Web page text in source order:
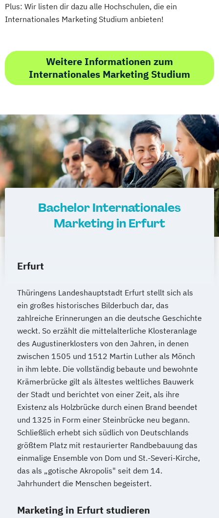
Plus: Wir listen dir dazu alle Hochschulen, die ein
Internationales Marketing Studium anbieten!
Weitere Informationen zum
Internationales Marketing Studium
Bachelor Internationales
Marketing in Erfurt
Erfurt
Thüringens Landeshauptstadt Erfurt stellt sich als
ein großes historisches Bilderbuch dar, das
zahlreiche Erinnerungen an die deutsche Geschichte
weckt. So erzählt die mittelalterliche Klosteranlage
des Augustinerklosters von den Jahren, in denen
zwischen 1505 und 1512 Martin Luther als Mönch
in ihm lebte. Die vollständig bebaute und bewohnte
Krämerbrücke gilt als ältestes weltliches Bauwerk
der Stadt und berichtet von einer Zeit, als ihre
Existenz als Holzbrücke durch einen Brand beendet
und 1325 in Form einer Steinbrücke neu begann.
Schließlich erhebt sich südlich von Deutschlands
größtem Platz mit restaurierter Randbebauung das
einmalige Ensemble von Dom und St.-Severi-Kirche,
das als „gotische Akropolis" seit dem 14.
Jahrhundert die Menschen begeistert.
Marketing in Erfurt studieren